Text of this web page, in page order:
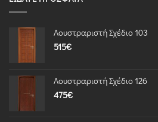
Λουστραριστή Σχέδιο 103
515€
Λουστραριστή Σχέδιο 126
475€